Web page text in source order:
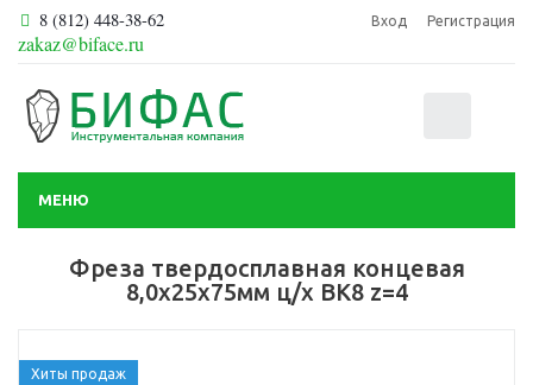
8 (812) 448-38-62
zakaz@biface.ru
Вход Регистрация
МЕНЮ
Фреза твердосплавная концевая
8,0х25х75мм ц/х ВК8 z=4
Хиты продаж